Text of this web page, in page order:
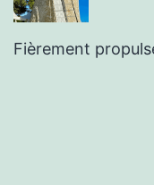
Fièrement